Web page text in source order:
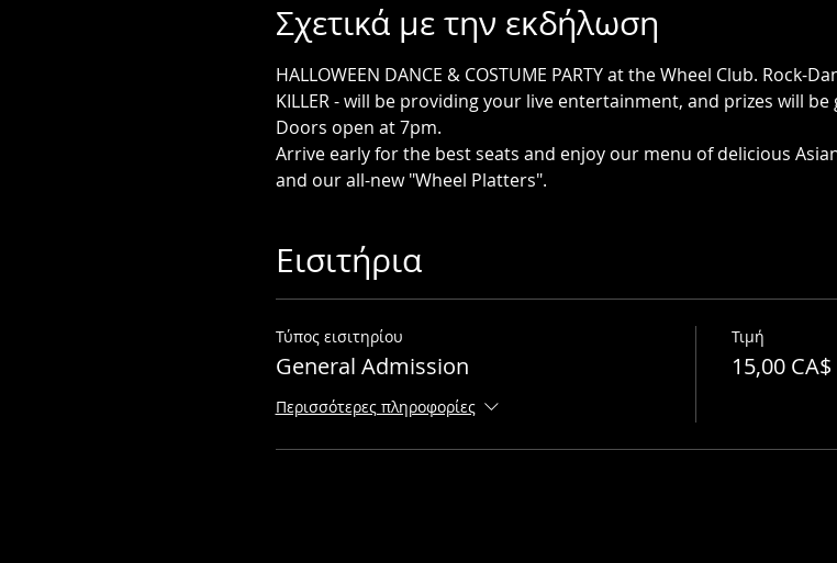
Σχετικά με την εκδήλωση
HALLOWEEN DANCE & COSTUME PARTY at the Wheel Club. Rock-
KILLER - will be providing your live entertainment, and prizes will
Doors open at 7pm.
Arrive early for the best seats and enjoy our menu of delicious
and our all-new "Wheel Platters".
Εισιτήρια
Τύπος εισιτηρίου
General Admission
Περισσότερες πληροφορίες
Τιμή
15,00 CA$